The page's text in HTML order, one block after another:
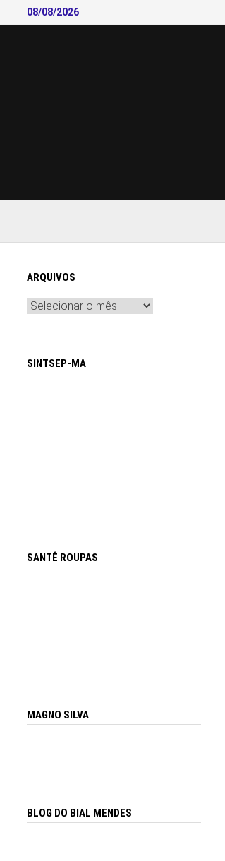
to
08/08/2026
ARQUIVOS
Arquivos
SINTSEP-MA
SANTÊ ROUPAS
MAGNO SILVA
BLOG DO BIAL MENDES